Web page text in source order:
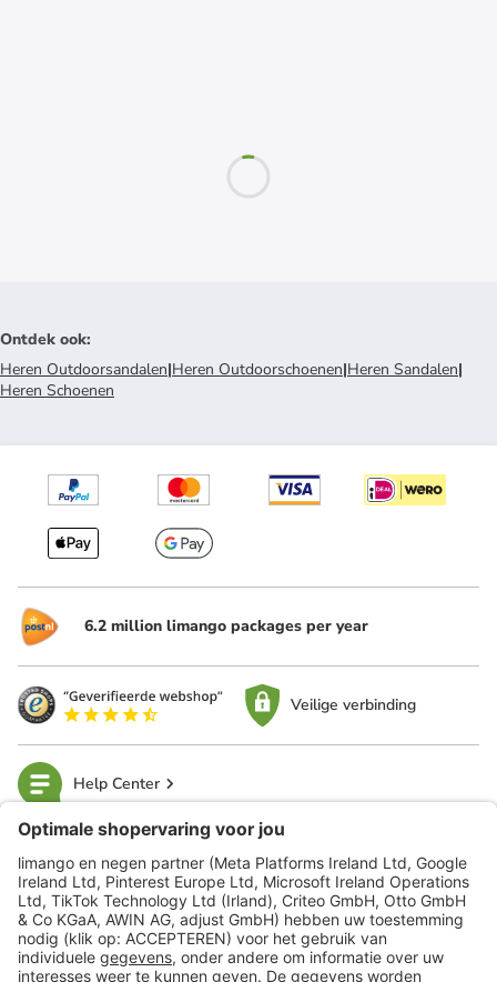
Ontdek ook:
Heren Outdoorsandalen|Heren Outdoorschoenen|Heren Sandalen|
Heren Schoenen
6.2 million limango packages per year
Veilige verbinding
Help Center
limango
Veilig winkelen
Klantenservice